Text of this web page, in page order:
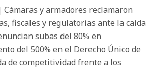
Cámaras y armadores reclamaron
fiscales y regulatorias ante la caída
subas del 80% en
del 500% en el Derecho Único de
de competitividad frente a los